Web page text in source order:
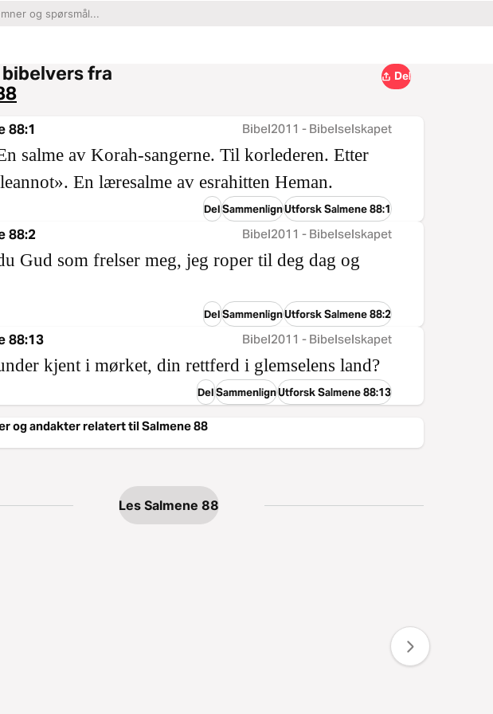
fra
Del
88:1 Bibel2011 - Bibelselskapet
salme av Korah-sangerne. Til korlederen. Etter
En læresalme av esrahitten Heman.
DelSammenlignUtforsk Salmene 88:1
88:2 Bibel2011 - Bibelselskapet
Gud som frelser meg, jeg roper til deg dag og
DelSammenlignUtforsk Salmene 88:2
88:13 Bibel2011 - Bibelselskapet
kjent i mørket, din rettferd i glemselens land?
DelSammenlignUtforsk Salmene 88:13
og andakter relatert til Salmene 88
Les Salmene 88